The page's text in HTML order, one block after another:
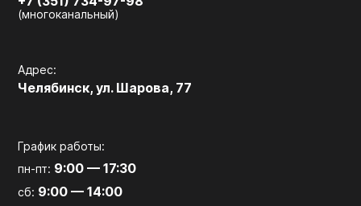
(многоканальный)
Адрес:
Челябинск, ул. Шарова, 77
График работы:
пн-пт: 9:00 — 17:30
сб: 9:00 — 14:00